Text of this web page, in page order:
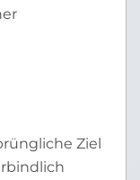
Ziel